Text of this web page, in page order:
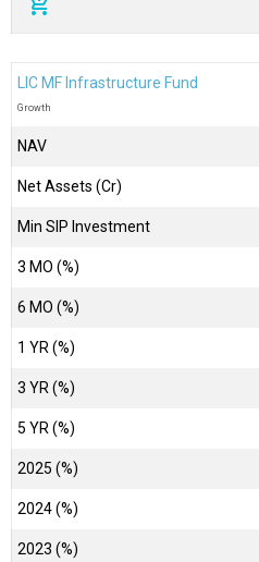
LIC MF Infrastructure Fund
Growth
NAV
Net Assets (Cr)
Min SIP Investment
3 MO (%)
6 MO (%)
1 YR (%)
3 YR (%)
5 YR (%)
2025 (%)
2024 (%)
2023 (%)